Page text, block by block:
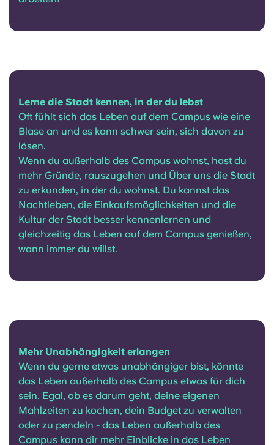
Lerne die Stadt kennen, in der du lebst
Oft fühlt sich das Leben auf dem Campus wie eine
Blase an und es kann schwer sein, sich davon zu
lösen.
Wenn du außerhalb des Campus wohnst, hast du
mehr Gründe, rauszugehen und Über uns die Stadt
zu erkunden, in der du wohnst. Du kannst das
Nachtleben, die Einkaufsmöglichkeiten und die
Kultur der Stadt besser kennenlernen und
gleichzeitig das Leben auf dem Campus genießen,
wann immer du willst.
Mehr Unabhängigkeit erlangen
Wenn du gerne etwas unabhängiger bist, könnte
das Leben außerhalb des Campus etwas für dich
sein. Egal, ob es darum geht, deine eigenen
Mahlzeiten zu kochen, dein Budget zu verwalten
oder zu pendeln - das Leben außerhalb des
Campus kann dir mehr Einblicke in das Leben